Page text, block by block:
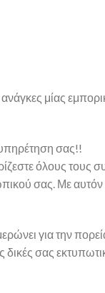
μίας
σας!!
όλους
σας. Με
για την
δικές σας